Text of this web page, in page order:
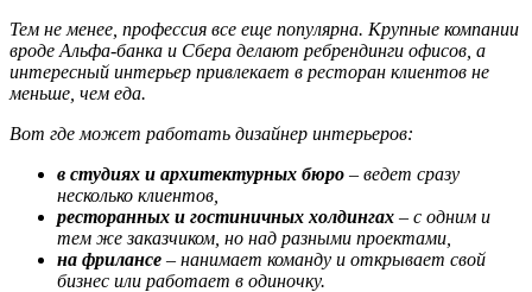
Тем не менее, профессия все еще популярна. Крупные компании
вроде Альфа-банка и Сбера делают ребрендинги офисов, а
интересный интерьер привлекает в ресторан клиентов не
меньше, чем еда.
Вот где может работать дизайнер интерьеров:
в студиях и архитектурных бюро – ведет сразу
несколько клиентов,
ресторанных и гостиничных холдингах – с одним и
тем же заказчиком, но над разными проектами,
на фрилансе – нанимает команду и открывает свой
бизнес или работает в одиночку.